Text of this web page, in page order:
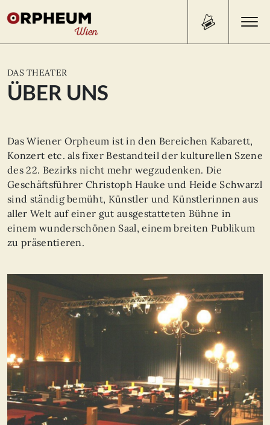
Search
for:
BEISL
ÜBER UNS
KONTAKT
DAS THEATER
ÜBER UNS
Das Wiener Orpheum ist in den Bereichen Kabarett,
Konzert etc. als fixer Bestandteil der kulturellen Szene
des 22. Bezirks nicht mehr wegzudenken. Die
Geschäftsführer Christoph Hauke und Heide Schwarzl
sind ständig bemüht, Künstler und Künstlerinnen aus
aller Welt auf einer gut ausgestatteten Bühne in
einem wunderschönen Saal, einem breiten Publikum
zu präsentieren.